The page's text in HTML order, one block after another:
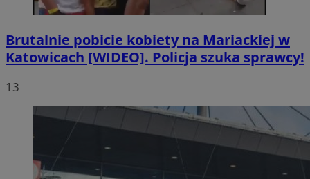
Brutalnie pobicie kobiety na Mariackiej w
Katowicach [WIDEO]. Policja szuka sprawcy!
13